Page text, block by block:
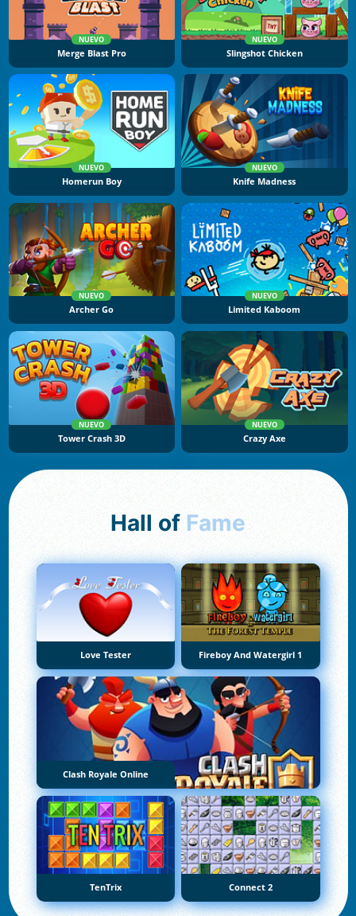
NUEVO
Merge Blast Pro
NUEVO
Slingshot Chicken
NUEVO
Homerun Boy
NUEVO
Knife Madness
NUEVO
Archer Go
NUEVO
Limited Kaboom
NUEVO
Tower Crash 3D
NUEVO
Crazy Axe
Hall of Fame
Love Tester Fireboy And Watergirl 1
Clash Royale Online
TenTrix Connect 2